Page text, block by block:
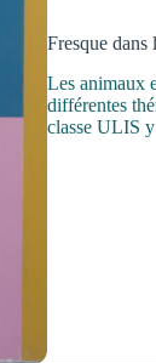
Fresque
Les animaux
différentes
classe ULIS